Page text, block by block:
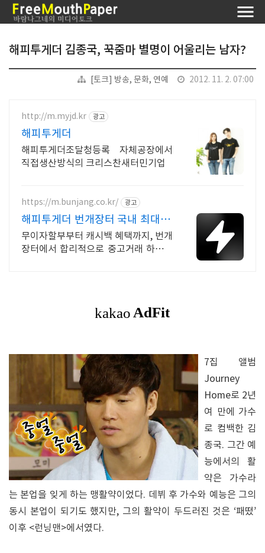
해피투게더 김종국, 꾹줌마 별명이 어울리는 남자?
[토크] 방송, 문화, 연예 2012. 11. 2. 07:00
http://m.myjd.kr 광고
해피투게더
해피투게더조달청등록 자체공장에서
직접생산방식의 크리스찬새터민기업
https://m.bunjang.co.kr/ 광고
해피투게더 번개장터 국내 최대 브
랜드 중고거래
무이자할부부터 캐시백 혜택까지, 번개
장터에서 합리적으로 중고거래 하세요
7집 앨범
Journey
Home로 2년
여 만에 가수
로 컴백한 김
종국. 그간 예
능에서의 활
약은 가수라
는 본업을 잊게 하는 맹활약이었다. 데뷔 후 가수와 예능은 그의
동시 본업이 되기도 했지만, 그의 활약이 두드러진 것은 ‘패떴’
이후 <런닝맨>에서였다.